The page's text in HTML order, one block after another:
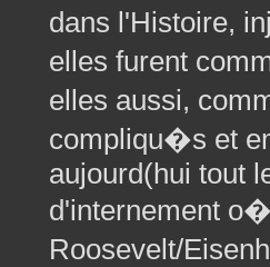
dans l'Histoire,
elles furent
elles aussi,
compliqu�s et
aujourd(hui tout
d'internement
Roosevelt/